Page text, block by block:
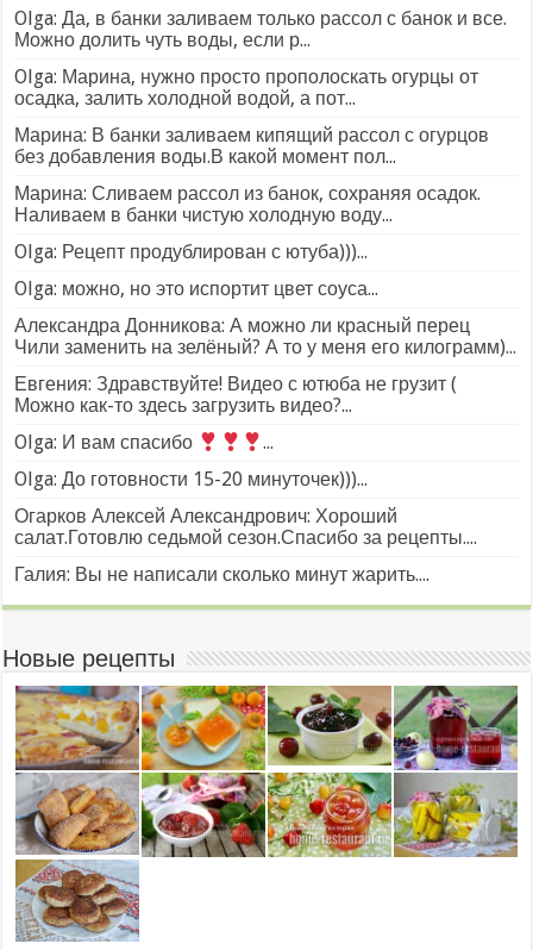
Olga: Да, в банки заливаем только рассол с банок и все.
Можно долить чуть воды, если р...
Olga: Марина, нужно просто прополоскать огурцы от
осадка, залить холодной водой, а пот...
Марина: В банки заливаем кипящий рассол с огурцов
без добавления воды.В какой момент пол...
Марина: Сливаем рассол из банок, сохраняя осадок.
Наливаем в банки чистую холодную воду...
Olga: Рецепт продублирован с ютуба)))...
Olga: можно, но это испортит цвет соуса...
Александра Донникова: А можно ли красный перец
Чили заменить на зелёный? А то у меня его килограмм)...
Евгения: Здравствуйте! Видео с ютюба не грузит (
Можно как-то здесь загрузить видео?...
Olga: И вам спасибо
...
Olga: До готовности 15-20 минуточек)))...
Огарков Алексей Александрович: Хороший
салат.Готовлю седьмой сезон.Спасибо за рецепты....
Галия: Вы не написали сколько минут жарить....
Новые рецепты